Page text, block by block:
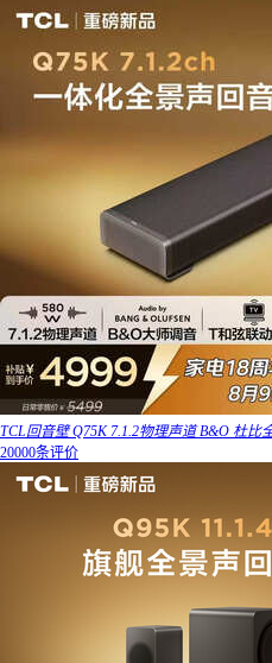
TCL回音壁 Q75K 7.1.2物理声道 B&O 杜比
20000条评价